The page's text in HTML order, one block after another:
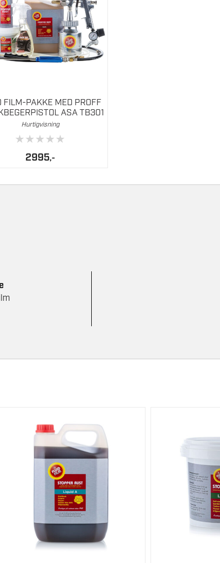
FILM-PAKKE MED PROFF
ASA TB301
Hurtigvisning
★★★★★
2995,-